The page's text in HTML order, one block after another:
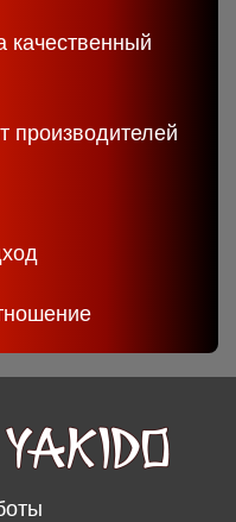
производителей